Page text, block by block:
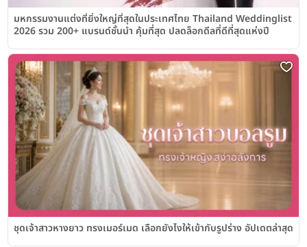
มหกรรมงานแต่งที่ยิ่งใหญ่ที่สุดในประเทศไทย Thailand Weddinglist
2026 รวม 200+ แบรนด์ชั้นนำ คุ้มที่สุด ปลดล็อกดีลที่ดีที่สุดแห่งปี
ชุดเจ้าสาวหางยาว ทรงเมอร์เมด เลือกยังไงให้เข้ากับรูปร่าง อัปเดตล่าสุด